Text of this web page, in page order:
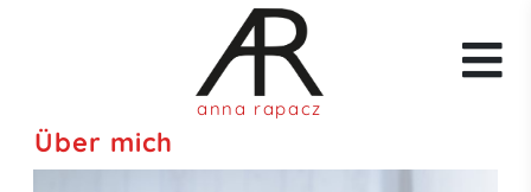
anna rapacz
Über mich